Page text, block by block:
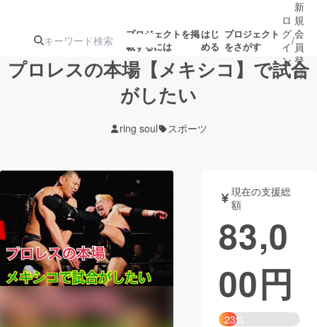
プロジェクトを掲
載するには
はじ
める
プロジェクト
をさがす
ジェクト
ロジェクト
アート・写真 音楽
テクノロジー・ガジェット ゲーム・
映像・映画 書籍・雑誌
ビジネス・起業 チャレンジ
ロ
グ
イ
ン
/
新
規
会
員
登
録
プロレスの本場【メキシコ】で試合
がしたい
ring soul スポーツ
現在の支援総
額
83,0
00円
23%